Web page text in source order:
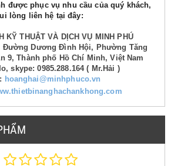
được phục vụ nhu cầu của quý khách,
lòng liên hệ tại đây:
KỸ THUẬT VÀ DỊCH VỤ MINH PHÚ
Đường Dương Đình Hội, Phường Tăng
9, Thành phố Hồ Chí Minh, Việt Nam
skype: 0985.288.164 ( Mr.Hải )
hoanghai@minhphuco.vn